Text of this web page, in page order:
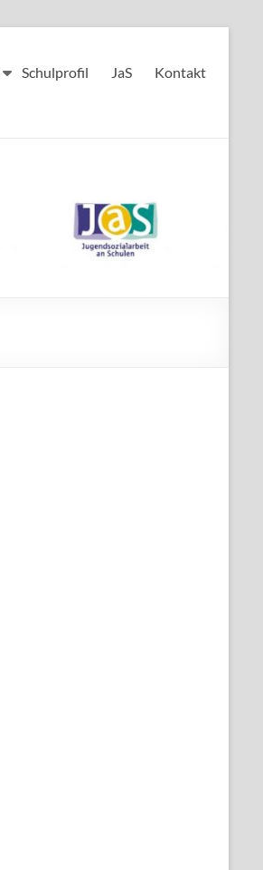
Schulprofil JaS Kontakt